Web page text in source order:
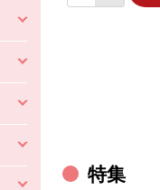
特集